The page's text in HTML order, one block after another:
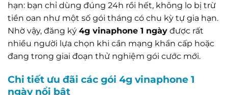
hạn: bạn chỉ dùng đúng 24h rồi hết, không lo bị trừ
tiền oan như một số gói tháng có chu kỳ tự gia hạn.
Nhờ vậy, đăng ký 4g vinaphone 1 ngày được rất
nhiều người lựa chọn khi cần mạng khẩn cấp hoặc
đang trong giai đoạn thử nghiệm gói cước mới.
Chi tiết ưu đãi các gói 4g vinaphone 1
ngày nổi bật